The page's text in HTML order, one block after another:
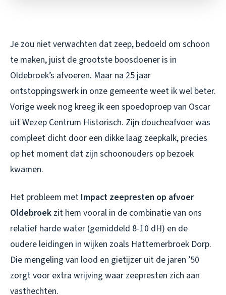
Je zou niet verwachten dat zeep, bedoeld om schoon
te maken, juist de grootste boosdoener is in
Oldebroek’s afvoeren. Maar na 25 jaar
ontstoppingswerk in onze gemeente weet ik wel beter.
Vorige week nog kreeg ik een spoedoproep van Oscar
uit Wezep Centrum Historisch. Zijn doucheafvoer was
compleet dicht door een dikke laag zeepkalk, precies
op het moment dat zijn schoonouders op bezoek
kwamen.
Het probleem met Impact zeepresten op afvoer
Oldebroek zit hem vooral in de combinatie van ons
relatief harde water (gemiddeld 8-10 dH) en de
oudere leidingen in wijken zoals Hattemerbroek Dorp.
Die mengeling van lood en gietijzer uit de jaren ’50
zorgt voor extra wrijving waar zeepresten zich aan
vasthechten.